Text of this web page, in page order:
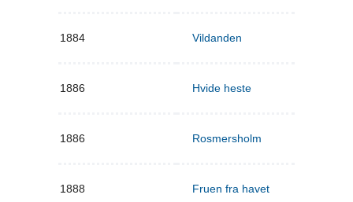
1884 Vildanden
1886 Hvide heste
1886 Rosmersholm
1888 Fruen fra havet